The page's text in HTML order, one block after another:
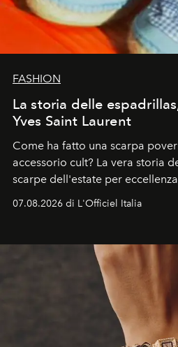
FASHION
La storia delle
Yves Saint Laurent
Come ha fatto una scarpa
accessorio cult? La vera storia
scarpe dell'estate per
07.08.2026 di L'Officiel Italia